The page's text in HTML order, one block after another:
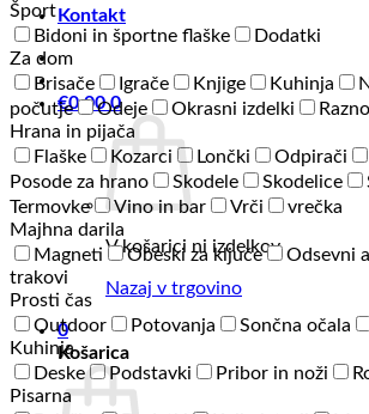
Kontakt
€0,00 0
V košarici ni izdelkov.
Nazaj v trgovino
0
Košarica
Šport
Bidoni in športne flaške
Dodatki
Za dom
Brisače
Igrače Knjige Kuhinja
počutje
Odeje Okrasni izdelki Razno
Hrana in pijača
Flaške
Kozarci Lončki Odpirači
Posode za hrano
Skodele Skodelice
Termovke
Vino in bar Vrči
vrečka
Majhna darila
Magneti
Obeski za ključe Odsevni
trakovi
Prosti čas
Outdoor
Potovanja Sončna očala
Kuhinja
Deske
Podstavki Pribor in noži
Pisarna